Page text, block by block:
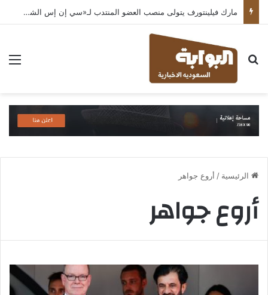
مارك فيلينتورف يتولى منصب العضو المنتدب لـ«سي إن إس الشرق الأوسط» ويشرف على شركات قطاع التكنولوجيا ضمن مجموعة غباش
بحث عن
الرئيسية / أروع جواهر
أروع جواهر